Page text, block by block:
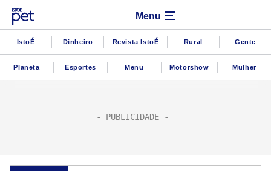
Menu
IstoÉ Dinheiro Revista IstoÉ Rural Gente
Planeta Esportes Menu Motorshow Mulher